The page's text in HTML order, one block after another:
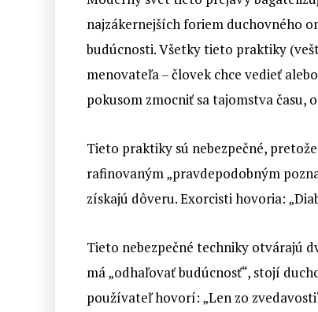
najzákernejších foriem duchovného
budúcnosti. Všetky tieto praktiky
menovateľa – človek chce vedieť
pokusom zmocniť sa tajomstva času,
Tieto praktiky sú nebezpečné,
rafinovaným „pravdepodobným
získajú dôveru. Exorcisti hovoria:
Tieto nebezpečné techniky otvárajú
má „odhaľovať budúcnosť“, stojí
používateľ hovorí: „Len zo